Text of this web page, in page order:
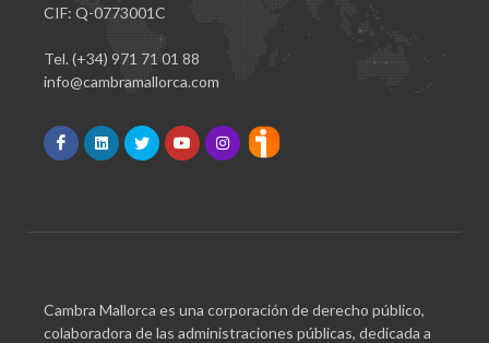
CIF: Q-0773001C
Tel. (+34) 971 71 01 88
info@cambramallorca.com
Cambra Mallorca es una corporación de derecho público,
colaboradora de las administraciones públicas, dedicada a